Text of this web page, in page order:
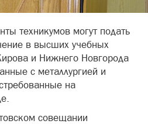
техникумов могут подать
в высших учебных
и Нижнего Новгорода
с металлургией и
на
совещании